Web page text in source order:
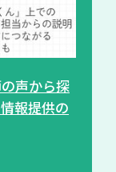
声から探
報提供の